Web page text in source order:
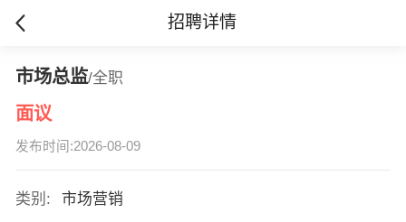
招聘详情
市场总监/全职
面议
发布时间:2026-08-09
类别:
市场营销